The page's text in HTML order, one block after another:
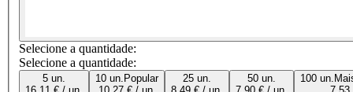
Selecione a quantidade:
Selecione a quantidade:
5 un.
10 un. Popular
25 un.
50 un.
100 un.